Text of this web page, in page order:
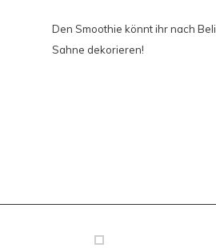
Den Smoothie könnt ihr nach
Sahne dekorieren!